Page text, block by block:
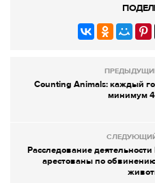
Counting Animals: каждый
минимум
Расследование
арестованы по